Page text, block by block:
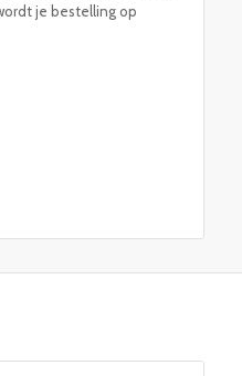
je bestelling op